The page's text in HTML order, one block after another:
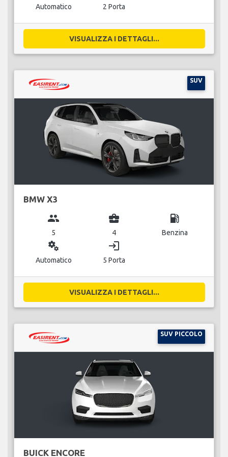
Automatico 2 Porta
VISUALIZZA I DETTAGLI...
SUV
BMW X3
group
5
business_center
4
local_gas_station
Benzina
miscellaneous_services
Automatico
login
5 Porta
VISUALIZZA I DETTAGLI...
SUV PICCOLO
BUICK ENCORE